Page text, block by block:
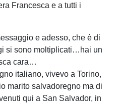
Francesca e a tutti i
e adesso, che è di
si sono moltiplicati…hai un
cara…
italiano, vivevo a Torino,
marito salvadoregno ma di
qui a San Salvador, in